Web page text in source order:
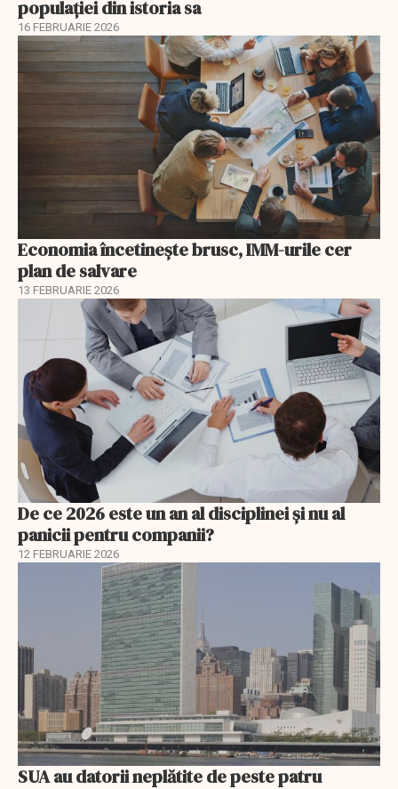
populației din istoria sa
16 FEBRUARIE 2026
Economia încetinește brusc, IMM-urile cer
plan de salvare
13 FEBRUARIE 2026
De ce 2026 este un an al disciplinei și nu al
panicii pentru companii?
12 FEBRUARIE 2026
SUA au datorii neplătite de peste patru